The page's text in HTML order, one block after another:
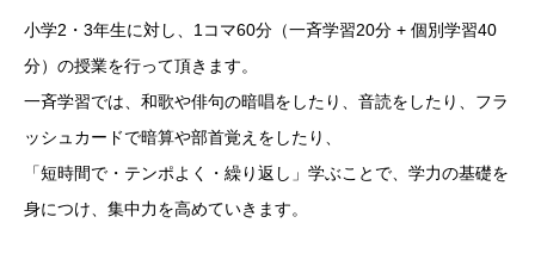
小学2・3年生に対し、1コマ60分（一斉学習20分 + 個別学習40
分）の授業を行って頂きます。
一斉学習では、和歌や俳句の暗唱をしたり、音読をしたり、フラ
ッシュカードで暗算や部首覚えをしたり、
「短時間で・テンポよく・繰り返し」学ぶことで、学力の基礎を
身につけ、集中力を高めていきます。